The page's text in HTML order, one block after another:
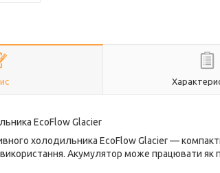
EcoFlow Glacier
холодильника EcoFlow Glacier —
Акумулятор може працювати як